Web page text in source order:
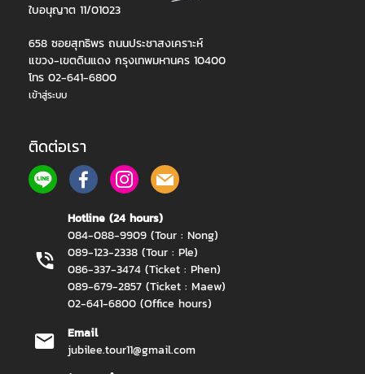
ใบอนุญาต 11/01023
658 ซอยสุทธิพร ถนนประชาสงเคราะห์
แขวง-เขตดินแดง กรุงเทพมหานคร 10400
โทร 02-641-6800
เข้าสู่ระบบ
ติดต่อเรา
Hotline (24 hours)
084-088-9909 (Tour : Nong)
089-123-2338 (Tour : Ple)
086-337-3474 (Ticket : Phen)
089-679-2857 (Ticket : Maew)
02-641-6800 (Office hours)
Email
jubilee.tour11@gmail.com